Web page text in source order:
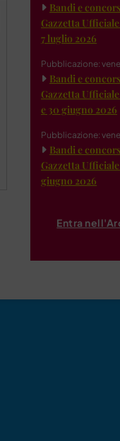
Bandi e
Gazzetta
7 luglio 2026
Pubblicazione:
Bandi e
Gazzetta
e 30 giugno 2026
Pubblicazione:
Bandi e
Gazzetta
giugno 2026
Entra